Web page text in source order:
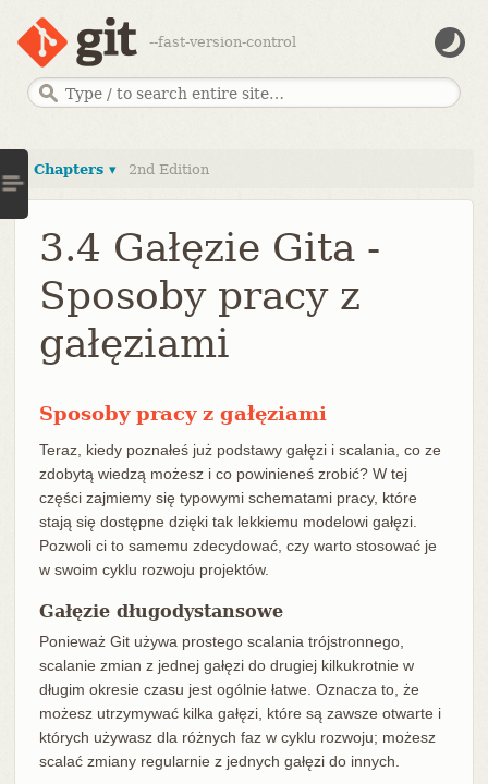
--fast-version-control
Chapters ▾ 2nd Edition
3.4 Gałęzie Gita -
Sposoby pracy z
gałęziami
Sposoby pracy z gałęziami
Teraz, kiedy poznałeś już podstawy gałęzi i scalania, co ze
zdobytą wiedzą możesz i co powinieneś zrobić? W tej
części zajmiemy się typowymi schematami pracy, które
stają się dostępne dzięki tak lekkiemu modelowi gałęzi.
Pozwoli ci to samemu zdecydować, czy warto stosować je
w swoim cyklu rozwoju projektów.
Gałęzie długodystansowe
Ponieważ Git używa prostego scalania trójstronnego,
scalanie zmian z jednej gałęzi do drugiej kilkukrotnie w
długim okresie czasu jest ogólnie łatwe. Oznacza to, że
możesz utrzymywać kilka gałęzi, które są zawsze otwarte i
których używasz dla różnych faz w cyklu rozwoju; możesz
scalać zmiany regularnie z jednych gałęzi do innych.